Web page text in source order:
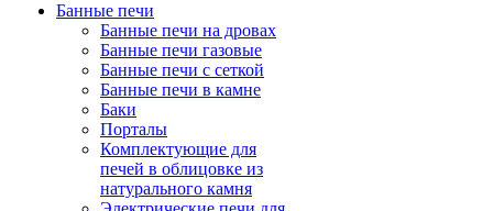
Банные печи
Банные печи на дровах
Банные печи газовые
Банные печи с сеткой
Банные печи в камне
Баки
Порталы
Комплектующие для
печей в облицовке из
натурального камня